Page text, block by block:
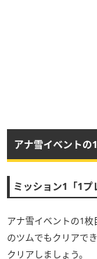
アナ雪イベントの
ミッション1「1
アナ雪イベントの1
のツムでもクリアで
クリアしましょう。